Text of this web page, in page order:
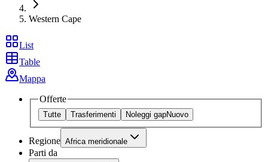
Western Cape
List
Table
Mappa
Offerte
Tutte Trasferimenti Noleggi gapNuovo
Regione Africa meridionale
Parti da